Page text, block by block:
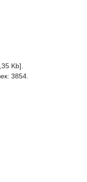
Kb].
3854.